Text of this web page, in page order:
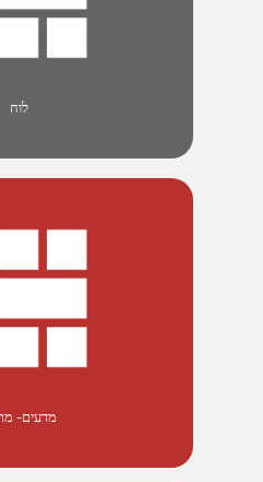
לוח
מדעים-